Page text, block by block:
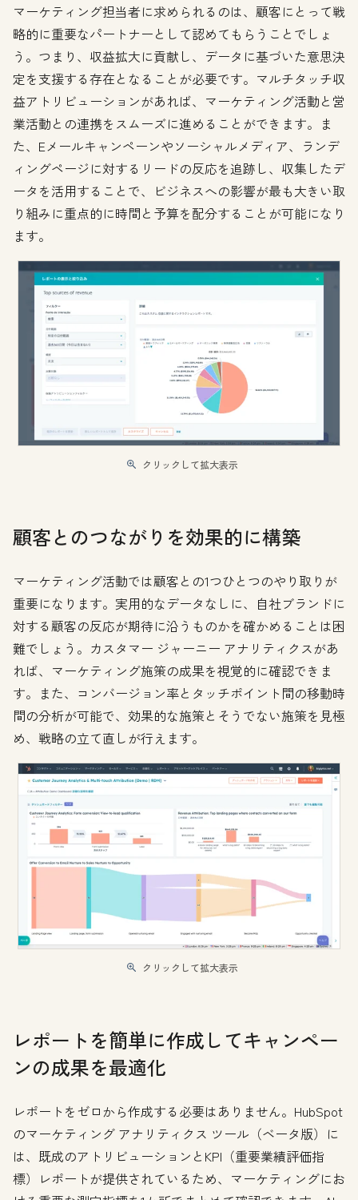
マーケティング担当者に求められるのは、顧客にとって戦
略的に重要なパートナーとして認めてもらうことでしょ
う。つまり、収益拡大に貢献し、データに基づいた意思決
定を支援する存在となることが必要です。マルチタッチ収
益アトリビューションがあれば、マーケティング活動と営
業活動との連携をスムーズに進めることができます。ま
た、Eメールキャンペーンやソーシャルメディア、ランデ
ィングページに対するリードの反応を追跡し、収集したデ
ータを活用することで、ビジネスへの影響が最も大きい取
り組みに重点的に時間と予算を配分することが可能になり
ます。
クリックして拡大表示
顧客とのつながりを効果的に構築
マーケティング活動では顧客との1つひとつのやり取りが
重要になります。実用的なデータなしに、自社ブランドに
対する顧客の反応が期待に沿うものかを確かめることは困
難でしょう。カスタマー ジャーニー アナリティクスがあ
れば、マーケティング施策の成果を視覚的に確認できま
す。また、コンバージョン率とタッチポイント間の移動時
間の分析が可能で、効果的な施策とそうでない施策を見極
め、戦略の立て直しが行えます。
クリックして拡大表示
レポートを簡単に作成してキャンペー
ンの成果を最適化
レポートをゼロから作成する必要はありません。HubSpot
のマーケティング アナリティクス ツール（ベータ版）に
は、既成のアトリビューションとKPI（重要業績評価指
標）レポートが提供されているため、マーケティングにお